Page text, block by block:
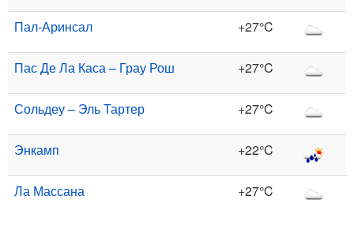
Пал-Аринсал +27°C
Пас Де Ла Каса – Грау Рош +27°C
Сольдеу – Эль Тартер +27°C
Энкамп +22°C
Ла Массана +27°C